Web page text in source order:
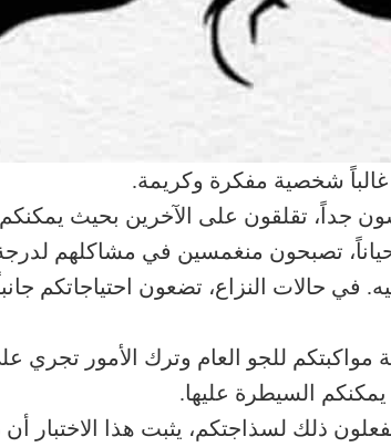
غالباً شخصية مفكرة وكريمة.
جداً، تقلقون على الآخرين بحيث
تصبحون منغمسين في مشاكلهم
في حالات النزاع، تضعون احتياجاتكم
للجو العام وترك الأمور تجري
السيطرة عليها.
ذلك لسذاجتكم، يثبت هذا الاختبار أن